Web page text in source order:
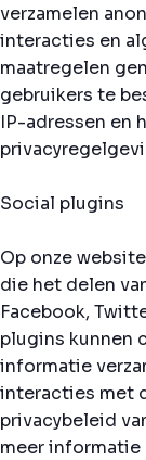
verzamelen
interacties en
maatregelen
gebruikers te
IP-adressen en
Social plugins
Op onze
die het delen
Facebook,
plugins kunnen
informatie
interacties met
privacybeleid
meer informatie